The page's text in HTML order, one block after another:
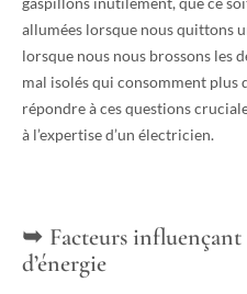
allumées lorsque nous quittons
lorsque nous nous brossons les
mal isolés qui consomment plus
répondre à ces questions
à l’expertise d’un électricien.
Facteurs
d’énergie